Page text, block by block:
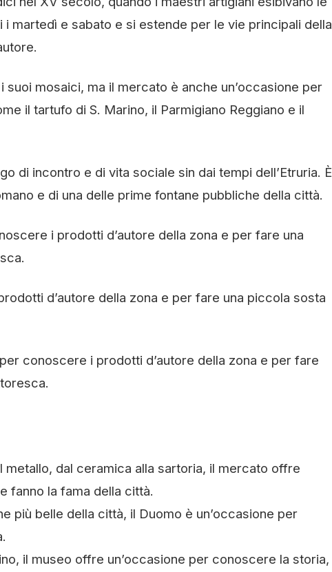
martedì e sabato e si estende per le vie principali della
mosaici, ma il mercato è anche un’occasione per
il tartufo di S. Marino, il Parmigiano Reggiano e il
di incontro e di vita sociale sin dai tempi dell’Etruria. È
e di una delle prime fontane pubbliche della città.
i prodotti d’autore della zona e per fare una
d’autore della zona e per fare una piccola sosta
conoscere i prodotti d’autore della zona e per fare
metallo, dal ceramica alla sartoria, il mercato offre
fanno la fama della città.
più belle della città, il Duomo è un’occasione per
il museo offre un’occasione per conoscere la storia,